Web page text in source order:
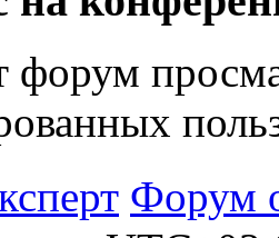
форум
Форум